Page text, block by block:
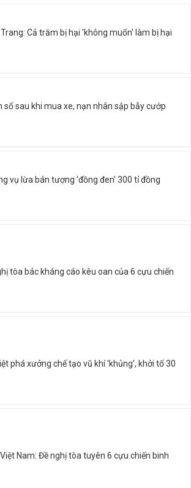
Cả trăm bị hại 'không muốn' làm bị hại
số sau khi mua xe, nạn nhân sập bẫy cướp
vụ lừa bán tượng 'đồng đen' 300 tỉ đồng
tòa bác kháng cáo kêu oan của 6 cựu chiến
phá xưởng chế tạo vũ khí 'khủng', khởi tố 30
Nam: Đề nghị tòa tuyên 6 cựu chiến binh